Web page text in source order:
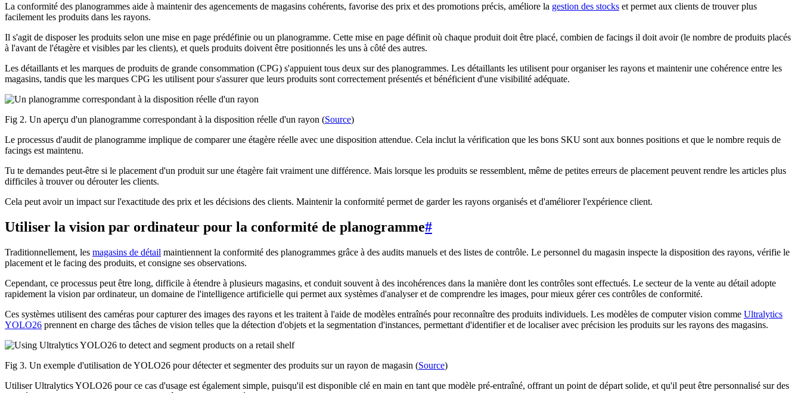
La conformité des planogrammes aide à maintenir des agencements de magasins cohérents, favorise des prix et des promotions précis, améliore la gestion des stocks et permet aux clients de trouver plus
facilement les produits dans les rayons.
Il s'agit de disposer les produits selon une mise en page prédéfinie ou un planogramme. Cette mise en page définit où chaque produit doit être placé, combien de facings il doit avoir (le nombre de produits placés
à l'avant de l'étagère et visibles par les clients), et quels produits doivent être positionnés les uns à côté des autres.
Les détaillants et les marques de produits de grande consommation (CPG) s'appuient tous deux sur des planogrammes. Les détaillants les utilisent pour organiser les rayons et maintenir une cohérence entre les
magasins, tandis que les marques CPG les utilisent pour s'assurer que leurs produits sont correctement présentés et bénéficient d'une visibilité adéquate.
Fig 2. Un aperçu d'un planogramme correspondant à la disposition réelle d'un rayon (Source)
Le processus d'audit de planogramme implique de comparer une étagère réelle avec une disposition attendue. Cela inclut la vérification que les bons SKU sont aux bonnes positions et que le nombre requis de
facings est maintenu.
Tu te demandes peut-être si le placement d'un produit sur une étagère fait vraiment une différence. Mais lorsque les produits se ressemblent, même de petites erreurs de placement peuvent rendre les articles plus
difficiles à trouver ou dérouter les clients.
Cela peut avoir un impact sur l'exactitude des prix et les décisions des clients. Maintenir la conformité permet de garder les rayons organisés et d'améliorer l'expérience client.
Utiliser la vision par ordinateur pour la conformité de planogramme#
Traditionnellement, les magasins de détail maintiennent la conformité des planogrammes grâce à des audits manuels et des listes de contrôle. Le personnel du magasin inspecte la disposition des rayons, vérifie le
placement et le facing des produits, et consigne ses observations.
Cependant, ce processus peut être long, difficile à étendre à plusieurs magasins, et conduit souvent à des incohérences dans la manière dont les contrôles sont effectués. Le secteur de la vente au détail adopte
rapidement la vision par ordinateur, un domaine de l'intelligence artificielle qui permet aux systèmes d'analyser et de comprendre les images, pour mieux gérer ces contrôles de conformité.
Ces systèmes utilisent des caméras pour capturer des images des rayons et les traitent à l'aide de modèles entraînés pour reconnaître des produits individuels. Les modèles de computer vision comme Ultralytics
YOLO26 prennent en charge des tâches de vision telles que la détection d'objets et la segmentation d'instances, permettant d'identifier et de localiser avec précision les produits sur les rayons des magasins.
Fig 3. Un exemple d'utilisation de YOLO26 pour détecter et segmenter des produits sur un rayon de magasin (Source)
Utiliser Ultralytics YOLO26 pour ce cas d'usage est également simple, puisqu'il est disponible clé en main en tant que modèle pré-entraîné, offrant un point de départ solide, et qu'il peut être personnalisé sur des